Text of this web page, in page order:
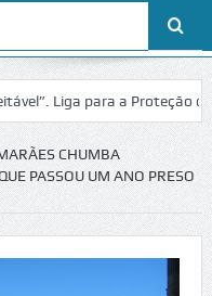
Liga para a Proteção da
do Castelo de Cerveira
CHUMBA
PASSOU UM ANO PRESO